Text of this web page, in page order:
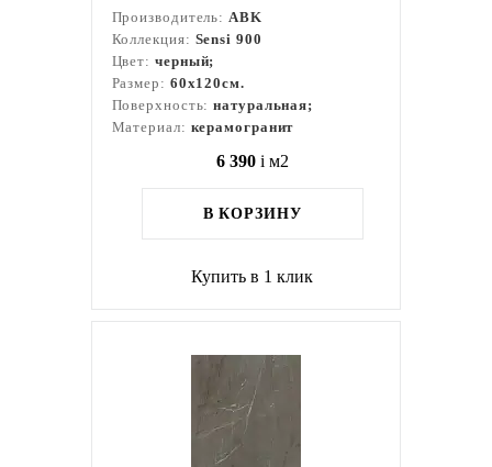
Производитель:ABK
Коллекция: Sensi 900
Цвет: черный;
Размер: 60x120см.
Поверхность:натуральная;
Материал: керамогранит
6 390 i м2
В КОРЗИНУ
Купить в 1 клик